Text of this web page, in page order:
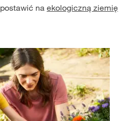
na ekologiczną ziemię